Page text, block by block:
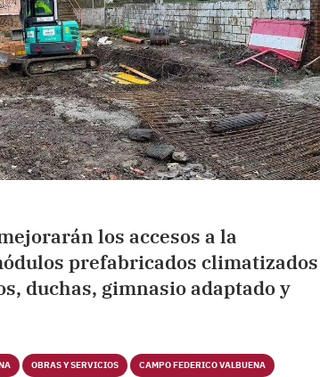
los accesos a la
prefabricados climatizados
duchas, gimnasio adaptado y
OBRAS Y SERVICIOS CAMPO FEDERICO VALBUENA